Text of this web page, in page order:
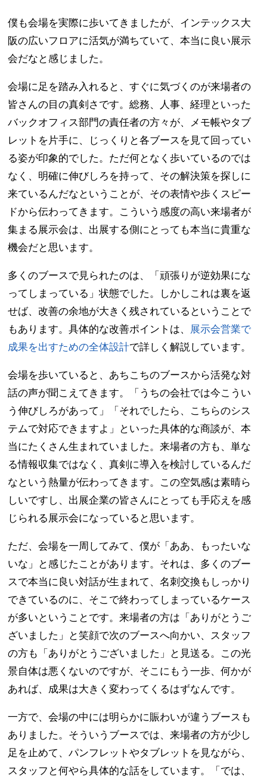
僕も会場を実際に歩いてきましたが、インテックス大
阪の広いフロアに活気が満ちていて、本当に良い展示
会だなと感じました。
会場に足を踏み入れると、すぐに気づくのが来場者の
皆さんの目の真剣さです。総務、人事、経理といった
バックオフィス部門の責任者の方々が、メモ帳やタブ
レットを片手に、じっくりと各ブースを見て回ってい
る姿が印象的でした。ただ何となく歩いているのでは
なく、明確に伸びしろを持って、その解決策を探しに
来ているんだなということが、その表情や歩くスピー
ドから伝わってきます。こういう感度の高い来場者が
集まる展示会は、出展する側にとっても本当に貴重な
機会だと思います。
多くのブースで見られたのは、「頑張りが逆効果にな
ってしまっている」状態でした。しかしこれは裏を返
せば、改善の余地が大きく残されているということで
もあります。具体的な改善ポイントは、 展示会営業で
成果を出すための全体設計で詳しく解説しています。
会場を歩いていると、あちこちのブースから活発な対
話の声が聞こえてきます。「うちの会社では今こうい
う伸びしろがあって」「それでしたら、こちらのシス
テムで対応できますよ」といった具体的な商談が、本
当にたくさん生まれていました。来場者の方も、単な
る情報収集ではなく、真剣に導入を検討しているんだ
なという熱量が伝わってきます。この空気感は素晴ら
しいですし、出展企業の皆さんにとっても手応えを感
じられる展示会になっていると思います。
ただ、会場を一周してみて、僕が「ああ、もったいな
いな」と感じたことがあります。それは、多くのブー
スで本当に良い対話が生まれて、名刺交換もしっかり
できているのに、そこで終わってしまっているケース
が多いということです。来場者の方は「ありがとうご
ざいました」と笑顔で次のブースへ向かい、スタッフ
の方も「ありがとうございました」と見送る。この光
景自体は悪くないのですが、そこにもう一歩、何かが
あれば、成果は大きく変わってくるはずなんです。
一方で、会場の中には明らかに賑わいが違うブースも
ありました。そういうブースでは、来場者の方が少し
足を止めて、パンフレットやタブレットを見ながら、
スタッフと何やら具体的な話をしています。「では、